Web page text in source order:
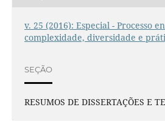
v. 25 (2016): Especial - Processo
complexidade, diversidade e
SEÇÃO
RESUMOS DE DISSERTAÇÕES E